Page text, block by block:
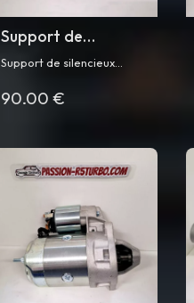
Support de
silencieux
arrière pour R5
Support de silencieux
pour Renault 5 Turbo et
90.00 €